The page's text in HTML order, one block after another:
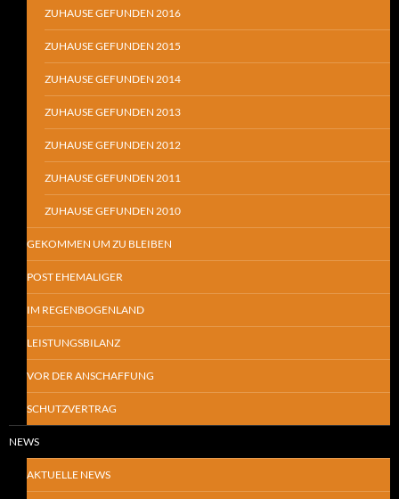
ZUHAUSE GEFUNDEN 2016
ZUHAUSE GEFUNDEN 2015
ZUHAUSE GEFUNDEN 2014
ZUHAUSE GEFUNDEN 2013
ZUHAUSE GEFUNDEN 2012
ZUHAUSE GEFUNDEN 2011
ZUHAUSE GEFUNDEN 2010
GEKOMMEN UM ZU BLEIBEN
POST EHEMALIGER
IM REGENBOGENLAND
LEISTUNGSBILANZ
VOR DER ANSCHAFFUNG
SCHUTZVERTRAG
NEWS
AKTUELLE NEWS